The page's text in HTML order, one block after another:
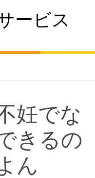
ービス
妊でな
きるの
ん